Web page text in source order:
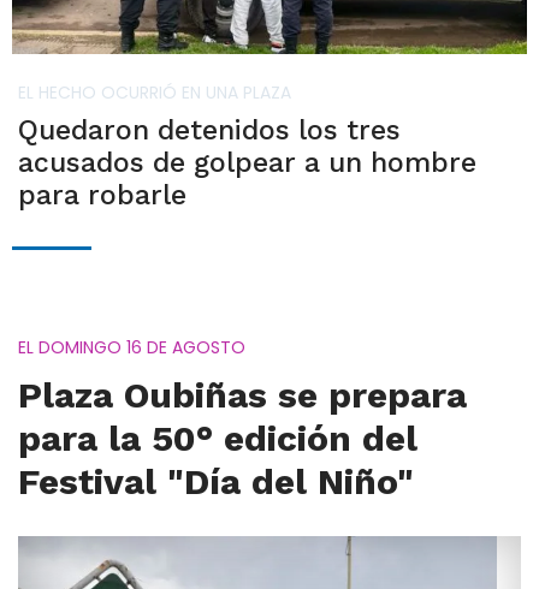
EL HECHO OCURRIÓ EN UNA PLAZA
Quedaron detenidos los tres
acusados de golpear a un hombre
para robarle
EL DOMINGO 16 DE AGOSTO
Plaza Oubiñas se prepara
para la 50° edición del
Festival "Día del Niño"